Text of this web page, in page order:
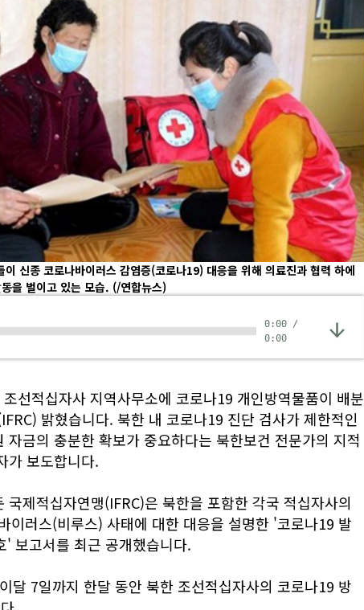
신종 코로나바이러스 감염증(코로나19) 대응을 위해 의료진과 협력 하에
을 벌이고 있는 모습. (/연합뉴스)
0:00 /
0:00
선적십자사 지역사무소에 코로나19 개인방역물품이 배분
밝혔습니다. 북한 내 코로나19 진단 검사가 제한적인
자금의 충분한 확보가 중요하다는 북한보건 전문가의 지적
가 보도합니다.
국제적십자연맹(IFRC)은 북한을 포함한 각국 적십자사의
이러스(비루스) 사태에 대한 대응을 설명한 '코로나19 발
' 보고서를 최근 공개했습니다.
달 7일까지 한달 동안 북한 조선적십자사의 코로나19 방